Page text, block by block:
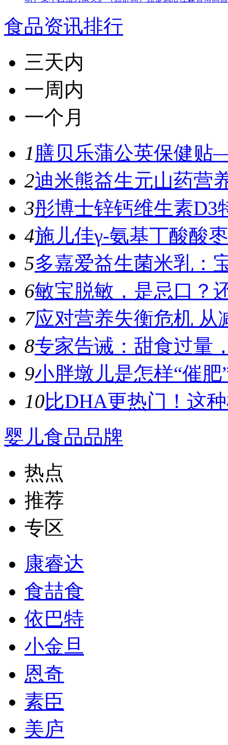
食品资讯排行
三天内
一周内
一个月
1 膳贝乐蒲公英保健
2迪米熊益生元山药营
3彤博士锌钙维生素
4施儿佳γ-氨基丁酸酸
5多嘉爱益生菌米乳：
6敏宝脱敏，是忌口？
7应对营养失衡危机 从
8专家告诫：甜食过量
9小胖墩儿是怎样“催
10比DHA更热门！这
婴儿食品品牌
热点
推荐
专区
康睿达
食喆食
依巴特
小金旦
恩奇
素臣
美庐